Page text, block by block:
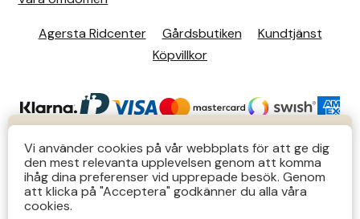
KUNDTJÄNST
Butiks- & telefontider Mån-Tors 12-14 Lör 12-14
övriga tider via e-post: order@agersta.nu
Agersta Ridcenter Gårdsbutiken
Kundtjänst
Köpvillkor
© 2026 Agersta.
Vi använder cookies på vår webbplats för att ge dig
den mest relevanta upplevelsen genom att komma
ihåg dina preferenser vid upprepade besök. Genom
att klicka på "Acceptera" godkänner du alla våra
cookies.